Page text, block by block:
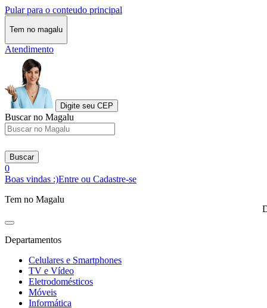
Pular para o conteudo principal
Tem no magalu
Atendimento
Digite seu CEP
Buscar no Magalu
Buscar
0
Boas vindas :)Entre ou Cadastre-se
Tem no Magalu
Departamentos
Celulares e Smartphones
TV e Vídeo
Eletrodomésticos
Móveis
Informática